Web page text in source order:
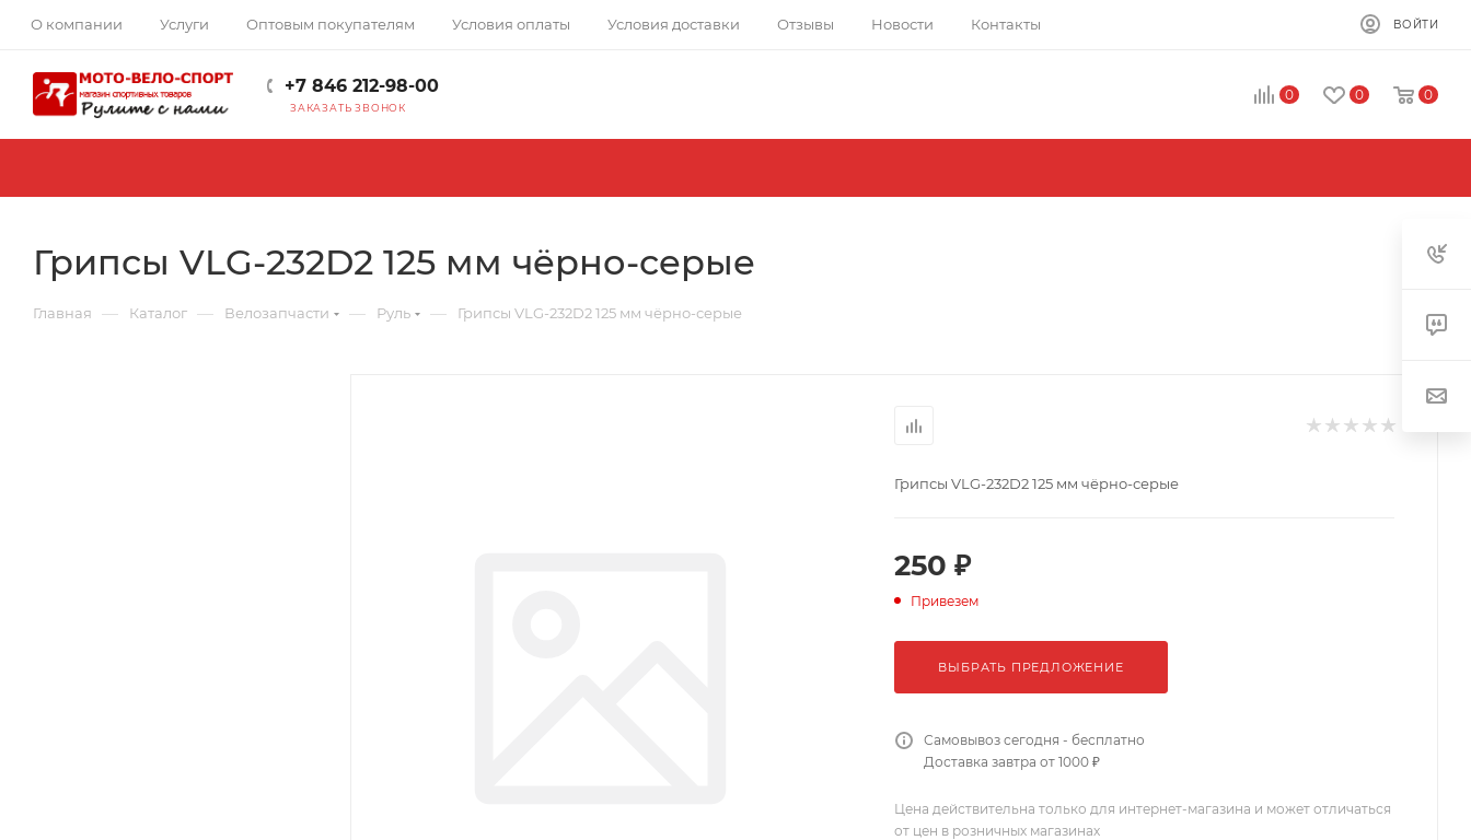
О компании Услуги Оптовым покупателям Условия оплаты Условия доставки Отзывы Новости Контакты ВОЙТИ
+7 846 212-98-00
ЗАКАЗАТЬ ЗВОНОК
0 0 0
Грипсы VLG-232D2 125 мм чёрно-серые
Главная — Каталог — Велозапчасти — Руль — Грипсы VLG-232D2 125 мм чёрно-серые
Грипсы VLG-232D2 125 мм чёрно-серые
250 ₽
Привезем
ВЫБРАТЬ ПРЕДЛОЖЕНИЕ
Самовывоз сегодня - бесплатно
Доставка завтра от 1000 ₽
Цена действительна только для интернет-магазина и может отличаться
от цен в розничных магазинах